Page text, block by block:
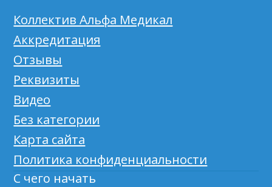
Коллектив Альфа Медикал
Аккредитация
Отзывы
Реквизиты
Видео
Без категории
Карта сайта
Политика конфиденциальности
С чего начать